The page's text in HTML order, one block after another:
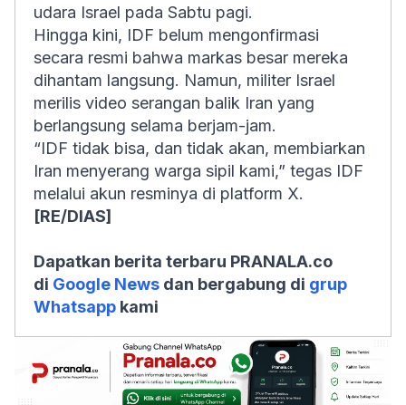
udara Israel pada Sabtu pagi.
Hingga kini, IDF belum mengonfirmasi
secara resmi bahwa markas besar mereka
dihantam langsung. Namun, militer Israel
merilis video serangan balik Iran yang
berlangsung selama berjam-jam.
“IDF tidak bisa, dan tidak akan, membiarkan
Iran menyerang warga sipil kami,” tegas IDF
melalui akun resminya di platform X.
[RE/DIAS]
Dapatkan berita terbaru PRANALA.co
di Google News dan bergabung di grup
Whatsapp kami